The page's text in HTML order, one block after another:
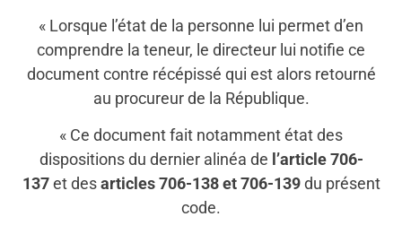
« Lorsque l’état de la personne lui permet d’en
comprendre la teneur, le directeur lui notifie ce
document contre récépissé qui est alors retourné
au procureur de la République.
« Ce document fait notamment état des
dispositions du dernier alinéa de l’article 706-
137et desarticles 706-138 et 706-139du présent
code.